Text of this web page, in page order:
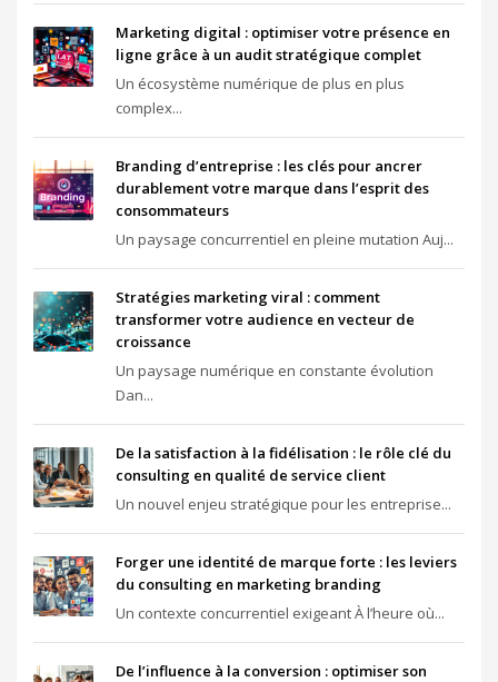
Marketing digital : optimiser votre présence en
ligne grâce à un audit stratégique complet
Un écosystème numérique de plus en plus
complex...
Branding d’entreprise : les clés pour ancrer
durablement votre marque dans l’esprit des
consommateurs
Un paysage concurrentiel en pleine mutation Auj...
Stratégies marketing viral : comment
transformer votre audience en vecteur de
croissance
Un paysage numérique en constante évolution
Dan...
De la satisfaction à la fidélisation : le rôle clé du
consulting en qualité de service client
Un nouvel enjeu stratégique pour les entreprise...
Forger une identité de marque forte : les leviers
du consulting en marketing branding
Un contexte concurrentiel exigeant À l’heure où...
De l’influence à la conversion : optimiser son